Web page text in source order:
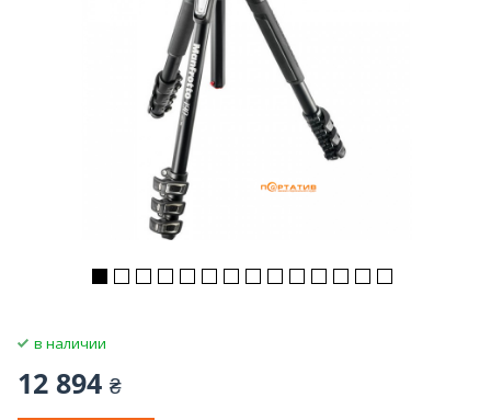
в наличии
12 894 ₴